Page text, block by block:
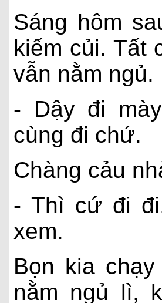
Sáng hôm
kiếm củi. Tất
vẫn nằm
- Dậy đi
cùng đi chứ.
Chàng cảu
- Thì cứ đi
xem.
Bọn kia
nằm ngủ lì,